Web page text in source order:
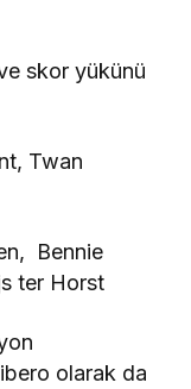
skor yükünü
Twan
Bennie
ter Horst
olarak da